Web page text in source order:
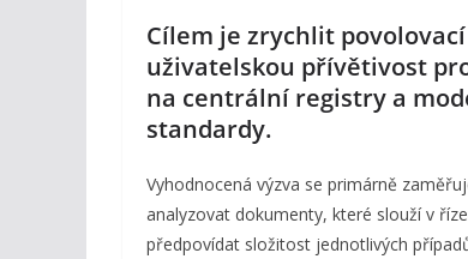
Cílem je zrychlit
uživatelskou přívětivost
na centrální registry a
standardy.
Vyhodnocená výzva se primárně
analyzovat dokumenty, které slouží v
předpovídat složitost jednotlivých